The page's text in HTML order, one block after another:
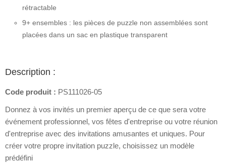
rétractable
9+ ensembles : les pièces de puzzle non assemblées sont
placées dans un sac en plastique transparent
Description :
Code produit : PS111026-05
Donnez à vos invités un premier aperçu de ce que sera votre
événement professionnel, vos fêtes d'entreprise ou votre réunion
d'entreprise avec des invitations amusantes et uniques. Pour
créer votre propre invitation puzzle, choisissez un modèle
prédéfini